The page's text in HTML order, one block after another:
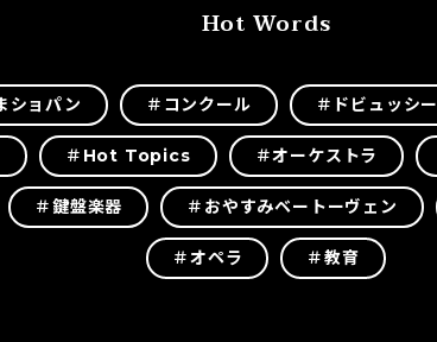
Hot Words
ショパン ＃コンクール ＃ドビュッシー
＃Hot Topics ＃オーケストラ
＃鍵盤楽器 ＃おやすみベートーヴェン
＃オペラ ＃教育